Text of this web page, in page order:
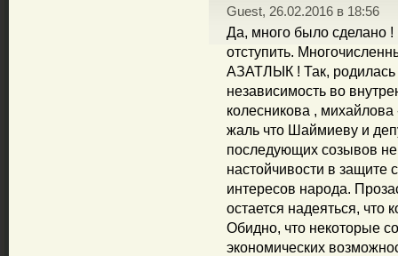
Guest, 26.02.2016 в 18:56
Да, много было сделано !
отступить.
АЗАТЛЫК ! Так, родилась
независимость во
колесникова ,
жаль что Шаймиеву и
последующих созывов
настойчивости в защите
интересов народа.
остается надеяться, что
Обидно, что некоторые
экономических